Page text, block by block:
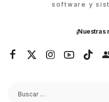
software y
¡Nuestras